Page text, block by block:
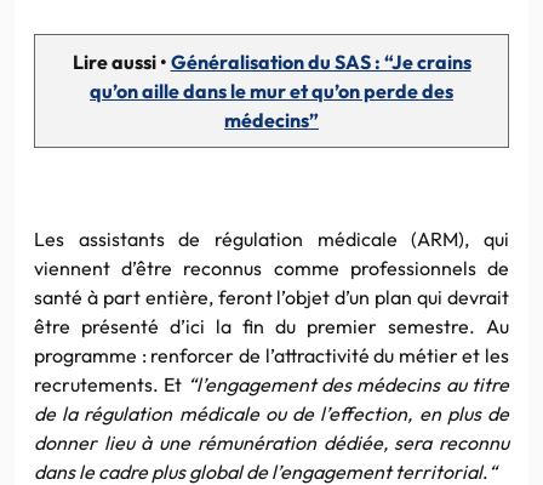
Lire aussi • Généralisation du SAS : “Je crains
qu’on aille dans le mur et qu’on perde des
médecins”
Les assistants de régulation médicale (ARM), qui
viennent d’être reconnus comme professionnels de
santé à part entière, feront l’objet d’un plan qui devrait
être présenté d’ici la fin du premier semestre. Au
programme : renforcer de l’attractivité du métier et les
recrutements. Et “l’engagement des médecins au titre
de la régulation médicale ou de l’effection, en plus de
donner lieu à une rémunération dédiée, sera reconnu
dans le cadre plus global de l’engagement territorial. “